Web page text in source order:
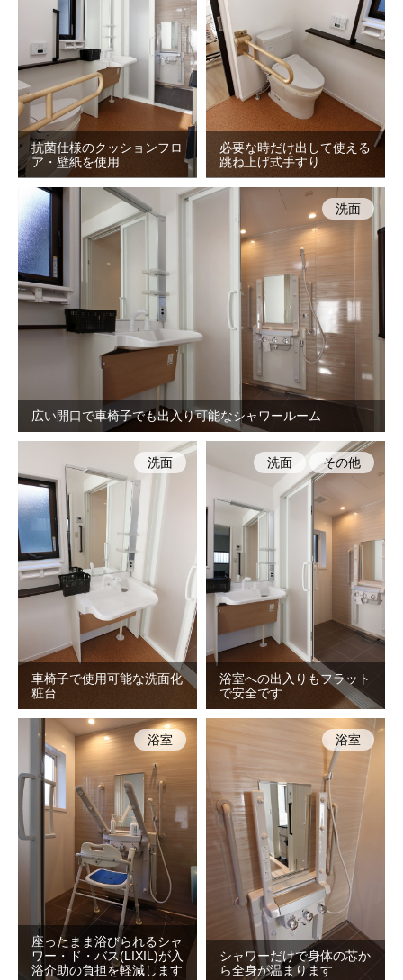
抗菌仕様のクッションフロ
ア・壁紙を使用
必要な時だけ出して使える
跳ね上げ式手すり
広い開口で車椅子でも出入り可能なシャワールーム
洗面
車椅子で使用可能な洗面化
粧台
洗面
浴室への出入りもフラット
で安全です
洗面 その他
座ったまま浴びられるシャ
ワー・ド・バス(LIXIL)が入
浴介助の負担を軽減します
浴室
シャワーだけで身体の芯か
ら全身が温まります
浴室